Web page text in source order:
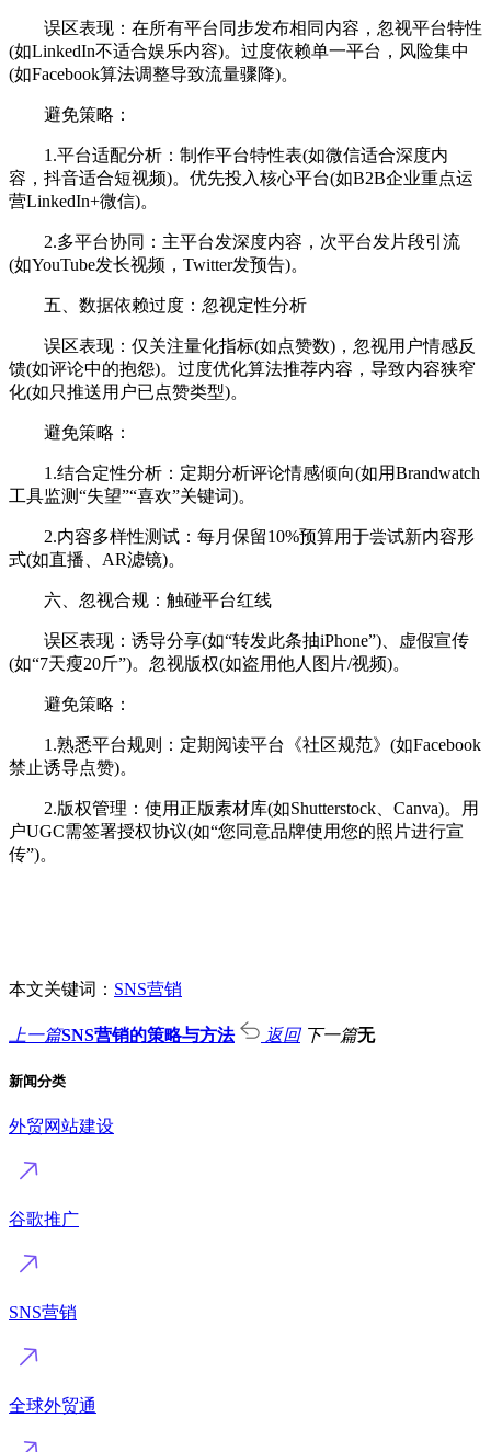
误区表现：在所有平台同步发布相同内容，忽视平台特性
(如LinkedIn不适合娱乐内容)。过度依赖单一平台，风险集中
(如Facebook算法调整导致流量骤降)。
避免策略：
1.平台适配分析：制作平台特性表(如微信适合深度内
容，抖音适合短视频)。优先投入核心平台(如B2B企业重点运
营LinkedIn+微信)。
2.多平台协同：主平台发深度内容，次平台发片段引流
(如YouTube发长视频，Twitter发预告)。
五、数据依赖过度：忽视定性分析
误区表现：仅关注量化指标(如点赞数)，忽视用户情感反
馈(如评论中的抱怨)。过度优化算法推荐内容，导致内容狭窄
化(如只推送用户已点赞类型)。
避免策略：
1.结合定性分析：定期分析评论情感倾向(如用Brandwatch
工具监测“失望”“喜欢”关键词)。
2.内容多样性测试：每月保留10%预算用于尝试新内容形
式(如直播、AR滤镜)。
六、忽视合规：触碰平台红线
误区表现：诱导分享(如“转发此条抽iPhone”)、虚假宣传
(如“7天瘦20斤”)。忽视版权(如盗用他人图片/视频)。
避免策略：
1.熟悉平台规则：定期阅读平台《社区规范》(如Facebook
禁止诱导点赞)。
2.版权管理：使用正版素材库(如Shutterstock、Canva)。用
户UGC需签署授权协议(如“您同意品牌使用您的照片进行宣
传”)。
本文关键词： SNS营销
上一篇SNS营销的策略与方法 返回 下一篇无
新闻分类
外贸网站建设
谷歌推广
SNS营销
全球外贸通